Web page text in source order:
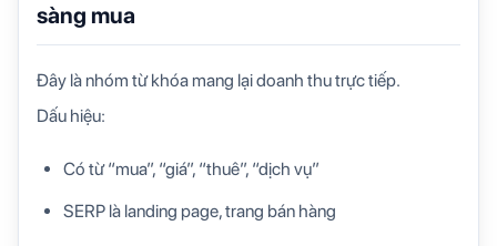
sàng mua
Đây là nhóm từ khóa mang lại doanh thu trực tiếp.
Dấu hiệu:
Có từ “mua”, “giá”, “thuê”, “dịch vụ”
SERP là landing page, trang bán hàng